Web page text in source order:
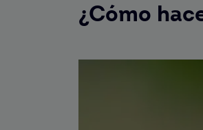
¿Cómo